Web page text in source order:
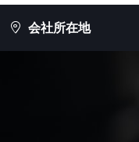
会社所在地